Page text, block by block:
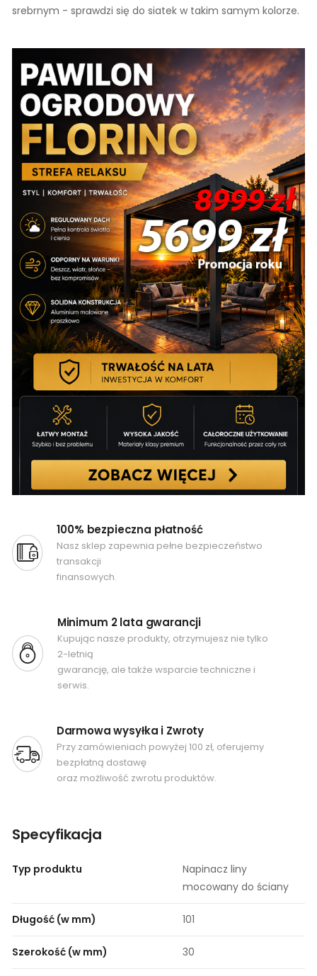
srebrnym - sprawdzi się do siatek w takim samym kolorze.
100% bezpieczna płatność
Nasz sklep zapewnia pełne bezpieczeństwo
transakcji
finansowych.
Minimum 2 lata gwarancji
Kupując nasze produkty, otrzymujesz nie tylko
2-letnią
gwarancję, ale także wsparcie techniczne i
serwis.
Darmowa wysyłka i Zwroty
Przy zamówieniach powyżej 100 zł, oferujemy
bezpłatną dostawę
oraz możliwość zwrotu produktów.
Specyfikacja
Typ produktu
Napinacz liny
mocowany do ściany
Długość (w mm) 101
Szerokość (w mm) 30